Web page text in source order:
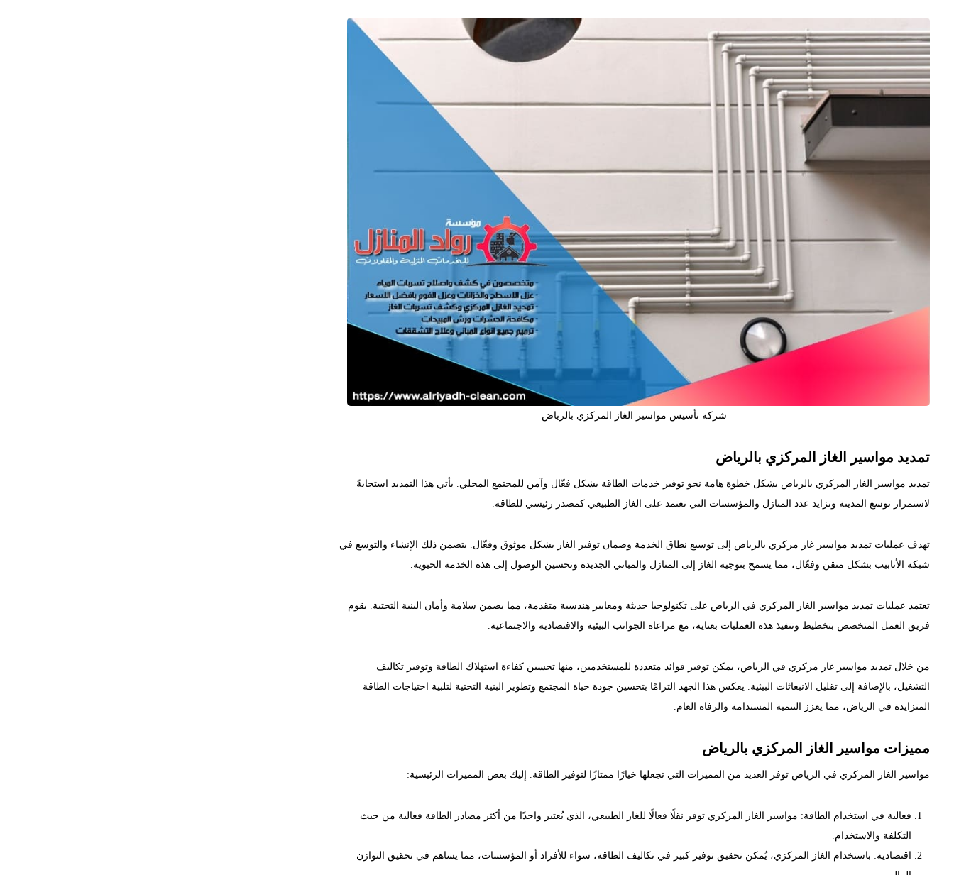
شركة تأسيس مواسير الغاز المركزي بالرياض
تمديد مواسير الغاز المركزي بالرياض
تمديد مواسير الغاز المركزي بالرياض يشكل خطوة هامة نحو توفير خدمات الطاقة بشكل فعّال وآمن للمجتمع المحلي. يأتي هذا التمديد استجابةً
لاستمرار توسع المدينة وتزايد عدد المنازل والمؤسسات التي تعتمد على الغاز الطبيعي كمصدر رئيسي للطاقة.
تهدف عمليات تمديد مواسير غاز مركزي بالرياض إلى توسيع نطاق الخدمة وضمان توفير الغاز بشكل موثوق وفعّال. يتضمن ذلك الإنشاء والتوسع في
شبكة الأنابيب بشكل متقن وفعّال، مما يسمح بتوجيه الغاز إلى المنازل والمباني الجديدة وتحسين الوصول إلى هذه الخدمة الحيوية.
تعتمد عمليات تمديد مواسير الغاز المركزي في الرياض على تكنولوجيا حديثة ومعايير هندسية متقدمة، مما يضمن سلامة وأمان البنية التحتية. يقوم
فريق العمل المتخصص بتخطيط وتنفيذ هذه العمليات بعناية، مع مراعاة الجوانب البيئية والاقتصادية والاجتماعية.
من خلال تمديد مواسير غاز مركزي في الرياض، يمكن توفير فوائد متعددة للمستخدمين، منها تحسين كفاءة استهلاك الطاقة وتوفير تكاليف
التشغيل، بالإضافة إلى تقليل الانبعاثات البيئية. يعكس هذا الجهد التزامًا بتحسين جودة حياة المجتمع وتطوير البنية التحتية لتلبية احتياجات الطاقة
المتزايدة في الرياض، مما يعزز التنمية المستدامة والرفاه العام.
مميزات مواسير الغاز المركزي بالرياض
مواسير الغاز المركزي في الرياض توفر العديد من المميزات التي تجعلها خيارًا ممتازًا لتوفير الطاقة. إليك بعض المميزات الرئيسية:
فعالية في استخدام الطاقة: مواسير الغاز المركزي توفر نقلًا فعالًا للغاز الطبيعي، الذي يُعتبر واحدًا من أكثر مصادر الطاقة فعالية من حيث
التكلفة والاستخدام.
اقتصادية: باستخدام الغاز المركزي، يُمكن تحقيق توفير كبير في تكاليف الطاقة، سواء للأفراد أو المؤسسات، مما يساهم في تحقيق التوازن